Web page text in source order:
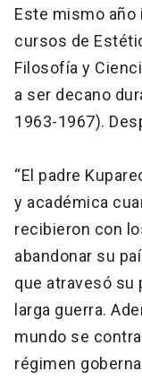
Este mismo año
cursos de
Filosofía y
a ser decano
1963-1967).
“El padre
y académica
recibieron con
abandonar su
que atravesó su
larga guerra.
mundo se
régimen